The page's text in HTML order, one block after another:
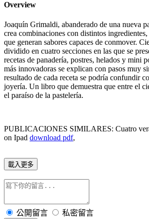
Overview
Joaquín Grimaldi, abanderado de una nueva
crea combinaciones con distintos
que generan sabores capaces de conmover.
dividido en cuatro secciones en las que se
recetas de panadería, postres, helados y mini
más innovadoras se explican con pasos muy
resultado de cada receta se podría confundir
joyería. Un libro que demuestra que entre el
el paraíso de la pastelería.
PUBLICACIONES SIMILARES: Cuatro
on Ipad download pdf,
載入更多
公開留言 私密留言